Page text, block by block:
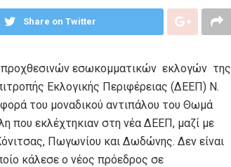
Share on Twitter
προχθεσινών εσωκομματικών εκλογών της
Εκλογικής Περιφέρειας (ΔΕΕΠ) Ν.
του μοναδικού αντιπάλου του Θωμά
που εκλέχτηκιαν στη νέα ΔΕΕΠ, μαζί με
Πωγωνίου και Δωδώνης. Δεν είναι
κάλεσε ο νέος πρόεδρος σε